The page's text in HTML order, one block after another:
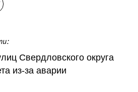
Свердловского округа
из-за аварии